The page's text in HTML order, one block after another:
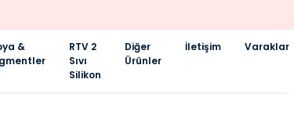
&
RTV 2
Sıvı
Silikon
Diğer
Ürünler
İletişim Varaklar